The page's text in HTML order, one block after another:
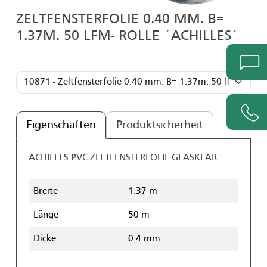
ZELTFENSTERFOLIE 0.40 MM. B=
1.37M. 50 LFM- ROLLE ´ACHILLES´
Eigenschaften Produktsicherheit
ACHILLES PVC ZELTFENSTERFOLIE GLASKLAR
Breite 1.37 m
Länge 50 m
Dicke 0.4 mm